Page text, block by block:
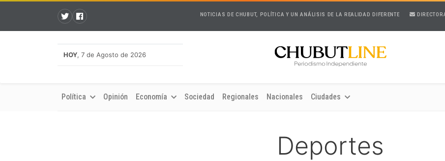
NOTICIAS DE CHUBUT, POLÍTICA Y UN ANÁLISIS DE LA REALIDAD DIFERENTE
HOY, 7 de Agosto de 2026
Política Opinión Economía Sociedad Regionales Nacionales Ciudades
Deportes